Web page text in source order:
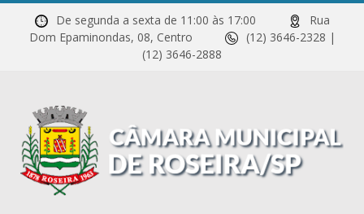
De segunda a sexta de 11:00 às 17:00
Rua
Dom Epaminondas, 08, Centro
(12) 3646-2328 |
(12) 3646-2888